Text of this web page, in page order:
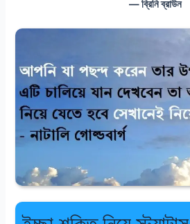
— ব্রিনি ব্রাউন